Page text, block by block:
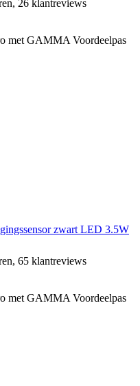
26 klantreviews
met GAMMA Voordeelpas
zwart LED 3.5W
65 klantreviews
met GAMMA Voordeelpas